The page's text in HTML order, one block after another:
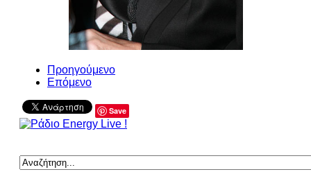
Προηγούμενο
Επόμενο
Save